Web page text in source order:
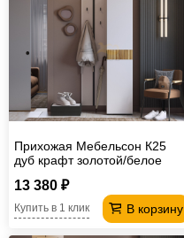
Прихожая Мебельсон К25
дуб крафт золотой/белое
13 380 ₽
В корзину
Купить в 1 клик